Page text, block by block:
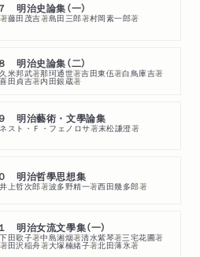
治史論集（一）
著藤田茂吉著島田三郎著村岡素一郎著
治史論集（二）
久米邦武著那珂通世著吉田東伍著白鳥庫吉著
喜田貞吉著内田銀蔵著
明治藝術・文學論集
スト・Ｆ・フェノロサ著末松謙澄著
明治哲學思想集
井上哲次郎著波多野精一著西田幾多郎著
治女流文學集（一）
下田歌子著中島湘烟著清水紫琴著三宅花圃著
著田沢稲舟著大塚楠緒子著北田薄氷著